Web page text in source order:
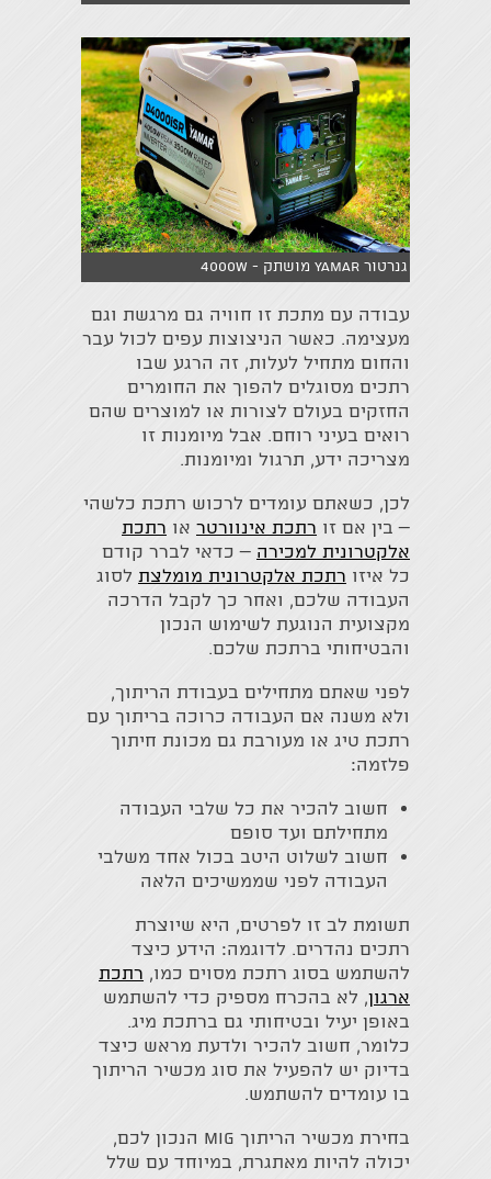
גנרטור YAMAR מושתק - 4000W
עבודה עם מתכת זו חוויה גם מרגשת וגם
מעצימה. כאשר הניצוצות עפים לכול עבר
והחום מתחיל לעלות, זה הרגע שבו
רתכים מסוגלים להפוך את החומרים
החזקים בעולם לצורות או למוצרים שהם
רואים בעיני רוחם. אבל מיומנות זו
מצריכה ידע, תרגול ומיומנות.
לכן, כשאתם עומדים לרכוש רתכת כלשהי
– בין אם זו רתכת אינוורטר או רתכת
אלקטרונית למכירה – כדאי לברר קודם
כל איזו רתכת אלקטרונית מומלצת לסוג
העבודה שלכם, ואחר כך לקבל הדרכה
מקצועית הנוגעת לשימוש הנכון
והבטיחותי ברתכת שלכם.
לפני שאתם מתחילים בעבודת הריתוך,
ולא משנה אם העבודה כרוכה בריתוך עם
רתכת טיג או מעורבת גם מכונת חיתוך
פלזמה:
חשוב להכיר את כל שלבי העבודה
מתחילתם ועד סופם
חשוב לשלוט היטב בכול אחד משלבי
העבודה לפני שממשיכים הלאה
תשומת לב זו לפרטים, היא שיוצרת
רתכים נהדרים. לדוגמה: הידע כיצד
להשתמש בסוג רתכת מסוים כמו, רתכת
ארגון, לא בהכרח מספיק כדי להשתמש
באופן יעיל ובטיחותי גם ברתכת מיג.
כלומר, חשוב להכיר ולדעת מראש כיצד
בדיוק יש להפעיל את סוג מכשיר הריתוך
בו עומדים להשתמש.
בחירת מכשיר הריתוך MIG הנכון לכם,
יכולה להיות מאתגרת, במיוחד עם שלל